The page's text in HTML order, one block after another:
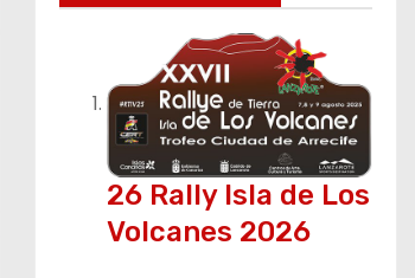
26 Rally Isla de Los
Volcanes 2026